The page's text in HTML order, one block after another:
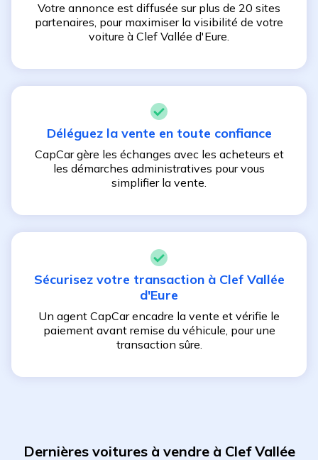
Votre annonce est diffusée sur plus de 20 sites
partenaires, pour maximiser la visibilité de votre
voiture à Clef Vallée d'Eure.
Déléguez la vente en toute confiance
CapCar gère les échanges avec les acheteurs et
les démarches administratives pour vous
simplifier la vente.
Sécurisez votre transaction à Clef Vallée
d'Eure
Un agent CapCar encadre la vente et vérifie le
paiement avant remise du véhicule, pour une
transaction sûre.
Dernières voitures à vendre à Clef Vallée